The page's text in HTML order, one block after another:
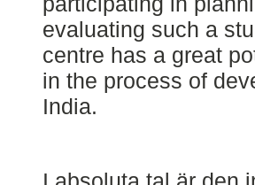
evaluating such a
centre has a great
in the process of
India.